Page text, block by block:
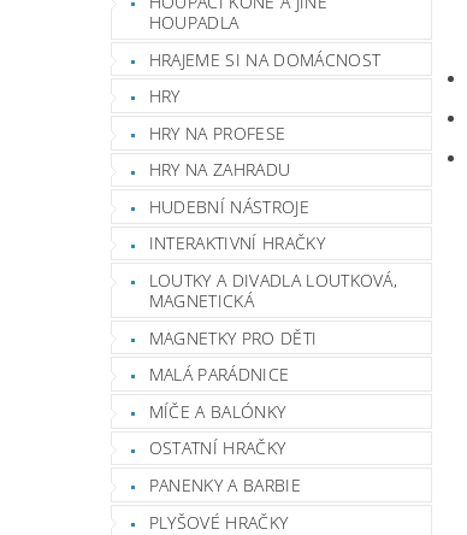
HOUPADLA
HRAJEME SI NA DOMÁCNOST
HRY
HRY NA PROFESE
HRY NA ZAHRADU
HUDEBNÍ NÁSTROJE
INTERAKTIVNÍ HRAČKY
LOUTKY A DIVADLA LOUTKOVÁ,
MAGNETICKÁ
MAGNETKY PRO DĚTI
MALÁ PARÁDNICE
MÍČE A BALÓNKY
OSTATNÍ HRAČKY
PANENKY A BARBIE
PLYŠOVÉ HRAČKY